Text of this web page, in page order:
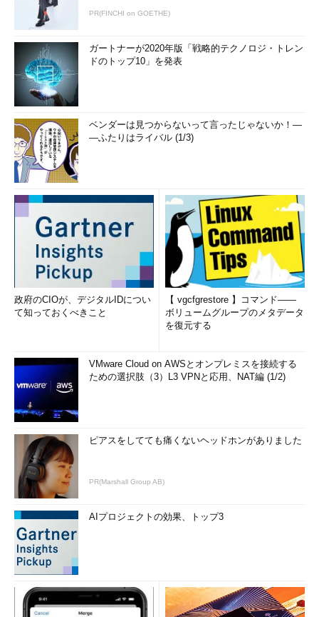
分は外に出て顧客と接する方が面白い」と、自ら希望してプリセ
ールスへと転職していくエンジニアも少なくないという。
「いわゆる技術営業というもので、実際、求人もあります。最
近では、インターネット電話の普及を受け、インターネットプロ
トコルにつながるような通信系の知識を持っている方のニーズが
高いです。営業になると、インセンティブや能力給がプラスアル
ファされてくるので、その点、エンジニア時代よりもモチベーシ
ョンが上がる人もいます」
マネジメント能力、英語力、コミュニケーション能力……転職
市場で、エンジニアにこれらの能力が求められているという現実
は、「エンジニア＝スペシャリスト」という時代が完全に過去の
ものとなりつつあることを告げている。
筆者紹介
東京エグゼクティブ・サーチ株式会社 チーフコンサルタント
北村博之氏
器メーカーでシステム管理を経験して現職へ。 IT.通信業界の
エンジニアを中心にスカウトを行っている。
PR(FINCHI on GOETHE)
ガートナーが2020年版「戦略的テクノロジ・トレン
ドのトップ10」を発表
ベンダーは見つからないって言ったじゃないか！―
―ふたりはライバル (1/3)
政府のCIOが、デジタルIDについ
て知っておくべきこと
【 vgcfgrestore 】コマンド――
ボリュームグループのメタデータ
を復元する
VMware Cloud on AWSとオンプレミスを接続する
ための選択肢（3）L3 VPNと応用、NAT編 (1/2)
ピアスをしてても痛くないヘッドホンがありました
PR(Marshall Group AB)
AIプロジェクトの効果、トップ3